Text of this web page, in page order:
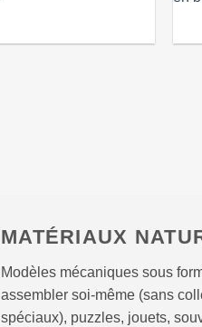
MATÉRIAUX
Modèles mécaniques sous
assembler soi-même (sans
spéciaux), puzzles, jouets,